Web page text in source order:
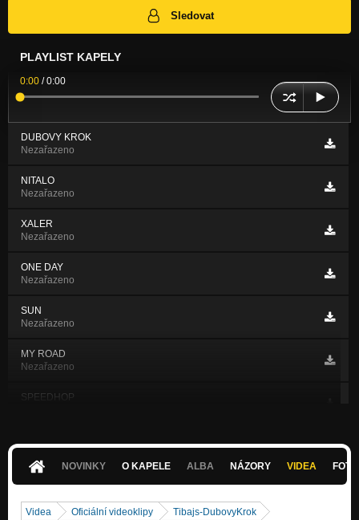
Sledovat
PLAYLIST KAPELY
0:00 /0:00
DUBOVY KROK
Nezařazeno
NITALO
Nezařazeno
XALER
Nezařazeno
ONE DAY
Nezařazeno
SUN
Nezařazeno
MY ROAD
Nezařazeno
SPEEDHOP
LARC
NOVINKY O KAPELE ALBA NÁZORY VIDEA
Videa Oficiální videoklipy Tibajs-DubovyKrok